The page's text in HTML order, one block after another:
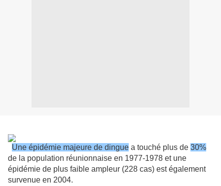
Une épidémie majeure de dingue a touché plus de 30%
de la population réunionnaise en 1977-1978 et une
épidémie de plus faible ampleur (228 cas) est également
survenue en 2004.